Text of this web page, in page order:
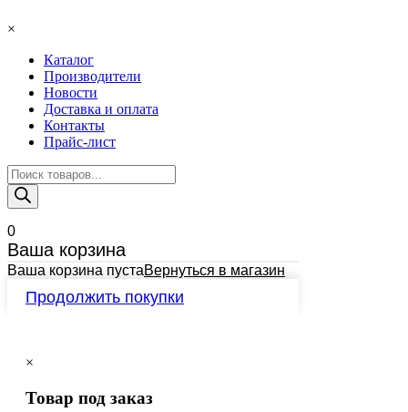
×
Каталог
Производители
Новости
Доставка и оплата
Контакты
Прайс-лист
Поиск
товаров
0
Ваша корзина
Ваша корзина пустаВернуться в магазин
Продолжить покупки
×
Товар под заказ